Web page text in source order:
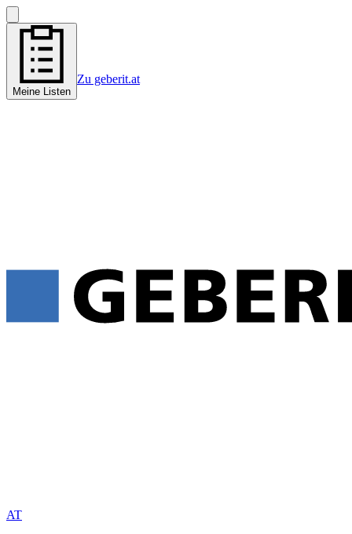
Meine Listen
Zu geberit.at
AT